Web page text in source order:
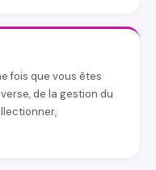
fois que vous êtes
de la gestion du